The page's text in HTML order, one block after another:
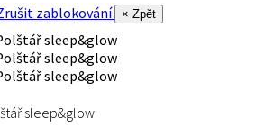
zablokování
× Zpět
sleep&glow